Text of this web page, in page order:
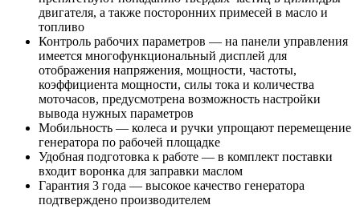
двигателя, а также посторонних примесей в масло и
топливо
Контроль рабочих параметров — на панели управления
имеется многофункциональный дисплей для
отображения напряжения, мощности, частоты,
коэффициента мощности, силы тока и количества
моточасов, предусмотрена возможность настройки
вывода нужных параметров
Мобильность — колеса и ручки упрощают перемещение
генератора по рабочей площадке
Удобная подготовка к работе — в комплект поставки
входит воронка для заправки маслом
Гарантия 3 года — высокое качество генератора
подтверждено производителем